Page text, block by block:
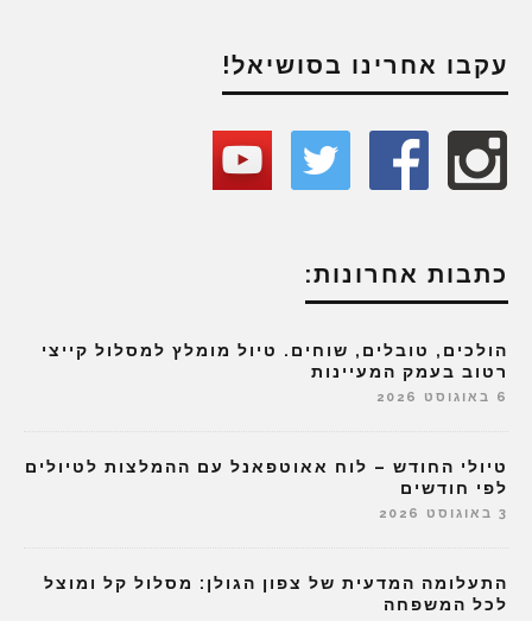
עקבו אחרינו בסושיאל!
כתבות אחרונות:
הולכים, טובלים, שוחים. טיול מומלץ למסלול קייצי
רטוב בעמק המעיינות
6 באוגוסט 2026
טיולי החודש – לוח אאוטפאנל עם ההמלצות לטיולים
לפי חודשים
3 באוגוסט 2026
התעלומה המדעית של צפון הגולן: מסלול קל ומוצל
לכל המשפחה